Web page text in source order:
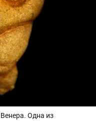
Одна из